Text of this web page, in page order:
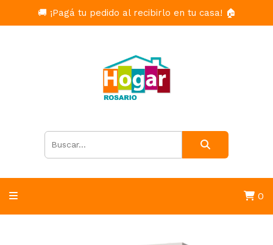
🚚 ¡Pagá tu pedido al recibirlo en tu casa! 🏠
0